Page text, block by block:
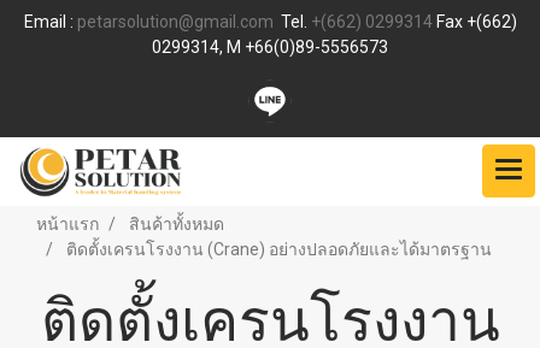
Email : petarsolution@gmail.com Tel. +(662) 0299314Fax +(662)
0299314, M +66(0)89-5556573
หน้าแรก
สินค้าทั้งหมด
ติดตั้งเครนโรงงาน (Crane) อย่างปลอดภัยและได้มาตรฐาน
ติดตั้งเครนโรงงาน